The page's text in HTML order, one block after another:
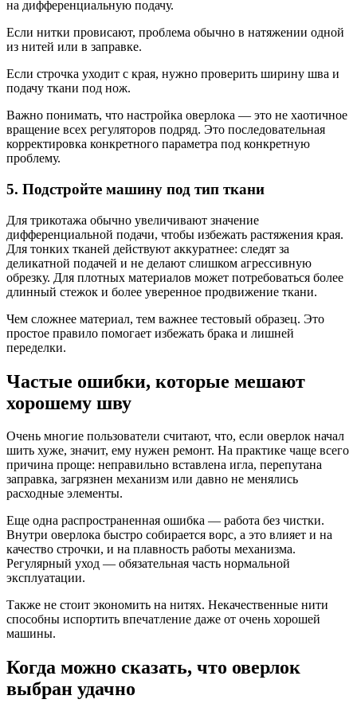
на дифференциальную подачу.
Если нитки провисают, проблема обычно в натяжении одной
из нитей или в заправке.
Если строчка уходит с края, нужно проверить ширину шва и
подачу ткани под нож.
Важно понимать, что настройка оверлока — это не хаотичное
вращение всех регуляторов подряд. Это последовательная
корректировка конкретного параметра под конкретную
проблему.
5. Подстройте машину под тип ткани
Для трикотажа обычно увеличивают значение
дифференциальной подачи, чтобы избежать растяжения края.
Для тонких тканей действуют аккуратнее: следят за
деликатной подачей и не делают слишком агрессивную
обрезку. Для плотных материалов может потребоваться более
длинный стежок и более уверенное продвижение ткани.
Чем сложнее материал, тем важнее тестовый образец. Это
простое правило помогает избежать брака и лишней
переделки.
Частые ошибки, которые мешают
хорошему шву
Очень многие пользователи считают, что, если оверлок начал
шить хуже, значит, ему нужен ремонт. На практике чаще всего
причина проще: неправильно вставлена игла, перепутана
заправка, загрязнен механизм или давно не менялись
расходные элементы.
Еще одна распространенная ошибка — работа без чистки.
Внутри оверлока быстро собирается ворс, а это влияет и на
качество строчки, и на плавность работы механизма.
Регулярный уход — обязательная часть нормальной
эксплуатации.
Также не стоит экономить на нитях. Некачественные нити
способны испортить впечатление даже от очень хорошей
машины.
Когда можно сказать, что оверлок
выбран удачно